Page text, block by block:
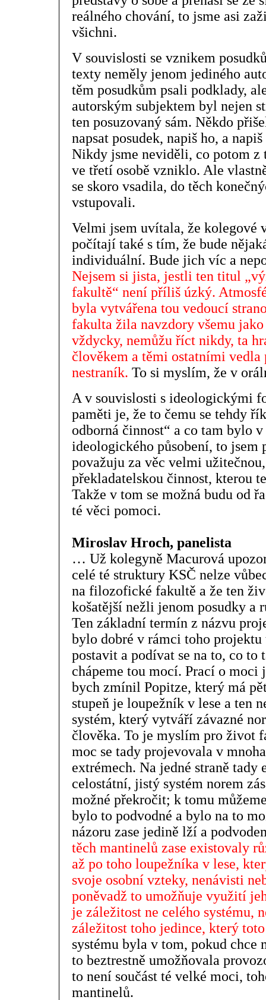
reálného chování, to jsme asi
všichni.
V souvislosti se vznikem
texty neměly jenom jediného
těm posudkům psali podklady,
autorským subjektem byl nejen
ten posuzovaný sám. Někdo
napsat posudek, napiš ho, a
Nikdy jsme neviděli, co potom z
ve třetí osobě vzniklo. Ale
se skoro vsadila, do těch
vstupovali.
Velmi jsem uvítala, že kolegové
počítají také s tím, že bude
individuální. Bude jich víc a
Nejsem si jista, jestli ten titul
fakultě“ není příliš úzký.
byla vytvářena tou vedoucí
fakulta žila navzdory všemu jako
vždycky, nemůžu říct nikdy, ta
člověkem a těmi ostatními
nestraník. To si myslím, že v
A v souvislosti s ideologickými
paměti je, že to čemu se tehdy
odborná činnost“ a co tam bylo
ideologického působení, to jsem
považuju za věc velmi
překladatelskou činnost, kterou
Takže v tom se možná budu od
té věci pomoci.
Miroslav Hroch, panelista
… Už kolegyně Macurová
celé té struktury KSČ nelze
na filozofické fakultě a že ten
košatější nežli jenom posudky a
Ten základní termín z názvu
bylo dobré v rámci toho
postavit a podívat se na to, co to
chápeme tou mocí. Prací o moci
bych zmínil Popitze, který má
stupeň je loupežník v lese a ten
systém, který vytváří závazné
člověka. To je myslím pro život
moc se tady projevovala v
extrémech. Na jedné straně tady
celostátní, jistý systém norem
možné překročit; k tomu
bylo to podvodné a bylo na to
názoru zase jedině lží a
těch mantinelů zase existovaly
až po toho loupežníka v lese,
svoje osobní vzteky, nenávisti
poněvadž to umožňuje využití
je záležitost ne celého systému,
záležitost toho jedince, který
systému byla v tom, pokud
to beztrestně umožňovala
to není součást té velké moci,
mantinelů.